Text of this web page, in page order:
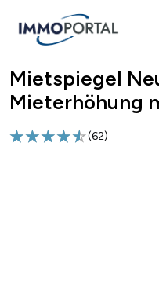
Breadcrumb
Mietspiegel
Mieterhöhung
(62)